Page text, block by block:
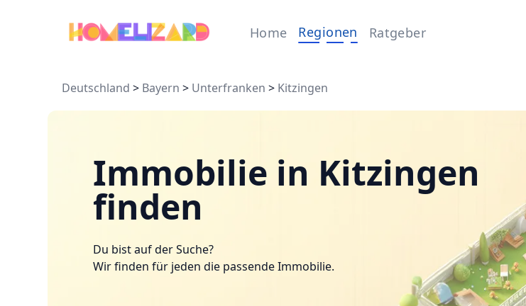
Home Regionen Ratgeber
Deutschland > Bayern > Unterfranken > Kitzingen
Immobilie in Kitzingen
finden
Du bist auf der Suche?
Wir finden für jeden die passende Immobilie.